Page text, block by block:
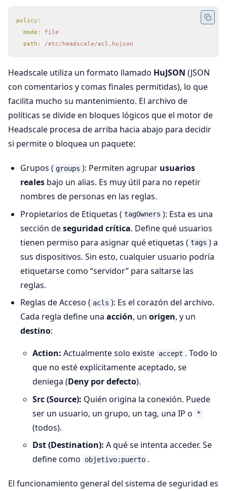
policy :
  mode
:
file
  path
: /etc/headscale/acl.hujson
Headscale utiliza un formato llamado HuJSON (JSON
con comentarios y comas finales permitidas), lo que
facilita mucho su mantenimiento. El archivo de
políticas se divide en bloques lógicos que el motor de
Headscale procesa de arriba hacia abajo para decidir
si permite o bloquea un paquete:
Grupos ( groups ): Permiten agrupar usuarios
reales bajo un alias. Es muy útil para no repetir
nombres de personas en las reglas.
Propietarios de Etiquetas ( tagOwners ): Esta es una
sección deseguridad crítica. Define qué usuarios
tienen permiso para asignar qué etiquetas ( tags ) a
sus dispositivos. Sin esto, cualquier usuario podría
etiquetarse como “servidor” para saltarse las
reglas.
Reglas de Acceso ( acls ): Es el corazón del archivo.
Cada regla define una acción, un origen, y un
destino:
Action: Actualmente solo existe accept . Todo lo
que no esté explícitamente aceptado, se
deniega (Deny por defecto).
Src (Source): Quién origina la conexión. Puede
ser un usuario, un grupo, un tag, una IP o
*
(todos).
Dst (Destination): A qué se intenta acceder. Se
define como
objetivo:puerto .
El funcionamiento general del sistema de seguridad es